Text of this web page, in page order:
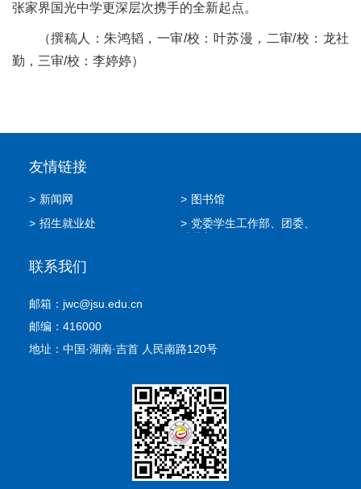
张家界国光中学更深层次携手的全新起点。
（撰稿人：朱鸿韬，一审/校：叶苏漫，二审/校：龙社
勤，三审/校：李婷婷）
友情链接
> 新闻网 > 图书馆
> 招生就业处 > 党委学生工作部、团委、
联系我们
邮箱：jwc@jsu.edu.cn
邮编：416000
地址：中国·湖南·吉首 人民南路120号